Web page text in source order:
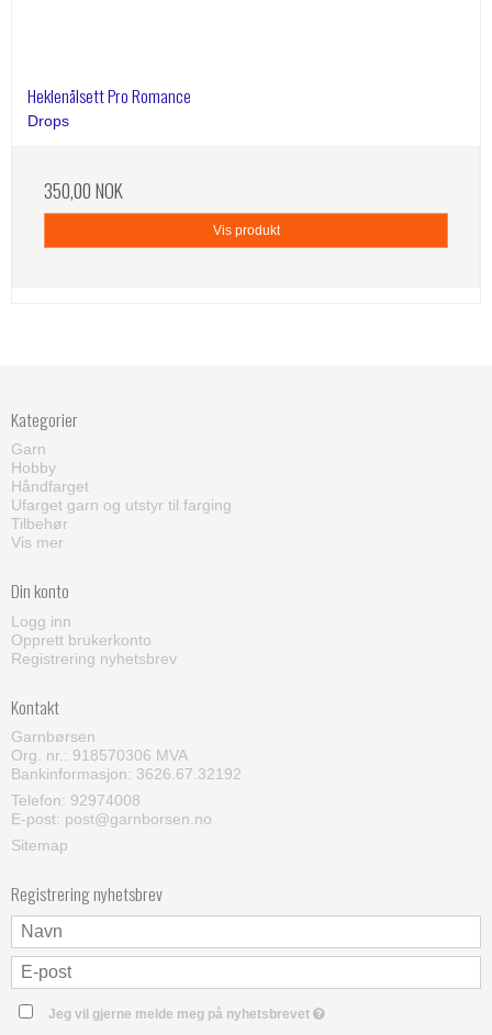
Heklenålsett Pro Romance
Drops
350,00 NOK
Vis produkt
Kategorier
Garn
Hobby
Håndfarget
Ufarget garn og utstyr til farging
Tilbehør
Vis mer
Din konto
Logg inn
Opprett brukerkonto
Registrering nyhetsbrev
Kontakt
Garnbørsen
Org. nr.: 918570306 MVA
Bankinformasjon: 3626.67.32192
Telefon: 92974008
E-post: post@garnborsen.no
Sitemap
Registrering nyhetsbrev
Jeg vil gjerne melde meg på nyhetsbrevet